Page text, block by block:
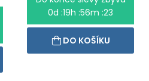
0d :19h :56m :23
DO KOŠÍKU